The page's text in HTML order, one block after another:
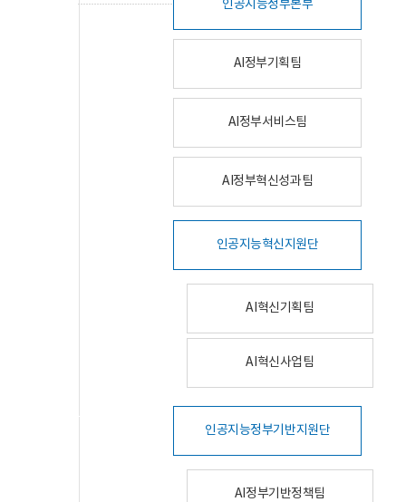
인공지능정부본부
AI정부기획팀
AI정부서비스팀
AI정부혁신성과팀
인공지능혁신지원단
AI혁신기획팀
AI혁신사업팀
인공지능정부기반지원단
AI정부기반정책팀